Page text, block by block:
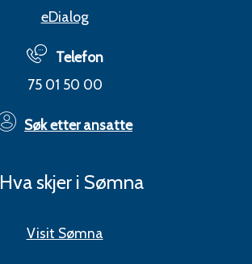
eDialog
Telefon
75 01 50 00
Søk etter ansatte
Hva skjer i Sømna
Visit Sømna